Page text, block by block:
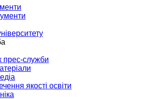
прес-служби
якості освіти